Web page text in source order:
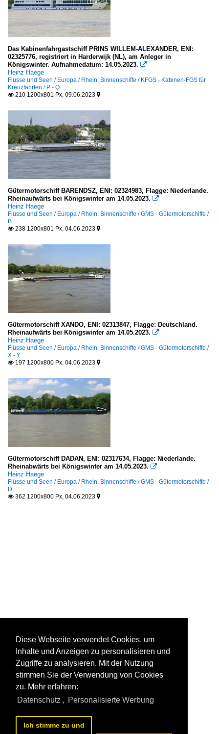
Das Kabinenfahrgastschiff PRINS WILLEM-ALEXANDER, ENI:
02325776, registriert in Harderwijk (NL), am Anleger in
Königswinter. Aufnahmedatum: 14.05.2023. 
Heinz Haege
Flüsse und Seen / Europa / Rhein, Binnenschiffe / KFGS - Kabinen-FGS für
Kreuzfahrten / P - Q
 210 1200x801 Px, 09.06.2023 
Gütermotorschiff BARENDSZ, ENI: 02324983, Flagge: Niederlande.
Rheinaufwärts bei Königswinter am 14.05.2023. 
Heinz Haege
Flüsse und Seen / Europa / Rhein, Binnenschiffe / GMS - Gütermotorschiffe /
B
 238 1200x801 Px, 04.06.2023 
Gütermotorschiff XANDO, ENI: 02313847, Flagge: Deutschland.
Rheinaufwärts bei Königswinter am 14.05.2023. 
Heinz Haege
Flüsse und Seen / Europa / Rhein, Binnenschiffe / GMS - Gütermotorschiffe /
X - Y
 197 1200x800 Px, 04.06.2023 
Gütermotorschiff DADAN, ENI: 02317634, Flagge: Niederlande.
Rheinabwärts bei Königswinter am 14.05.2023. 
Heinz Haege
Flüsse und Seen / Europa / Rhein, Binnenschiffe / GMS - Gütermotorschiffe /
D
 362 1200x800 Px, 04.06.2023 
Diese Webseite verwendet Cookies, um
Inhalte und Anzeigen zu personalisieren und
Zugriffe zu analysieren. Mit der Nutzung
stimmen Sie der Verwendung von Cookies
zu. Mehr erfahren:
Datenschutz , Personalisierte Werbung
Ich stimme zu und